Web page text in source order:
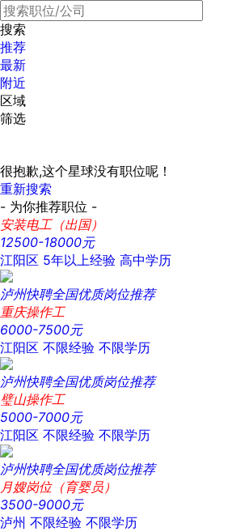
搜索
推荐
最新
附近
区域
筛选
很抱歉,这个星球没有职位呢！
重新搜索
- 为你推荐职位 -
安装电工（出国）
12500-18000元
江阳区 5年以上经验 高中学历
泸州快聘全国优质岗位推荐
重庆操作工
6000-7500元
江阳区 不限经验 不限学历
泸州快聘全国优质岗位推荐
璧山操作工
5000-7000元
江阳区 不限经验 不限学历
泸州快聘全国优质岗位推荐
月嫂岗位（育婴员）
3500-9000元
泸州 不限经验 不限学历